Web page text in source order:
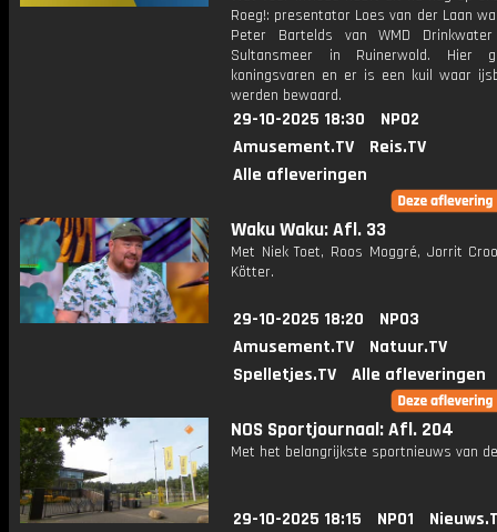
Roeg!: presentator Loes van der Laan
Peter Bartelds van WMD
Sultansmeer in Ruinerwold. Hier
koningsvaren en er is een kuil waar
werden bewaard.
29-10-2025 18:30
NPO2
Amusement.TV
Reis.TV
Alle afleveringen
Waku Waku: Afl. 33
Met Niek Toet, Roos Moggré, Jorrit
Kötter.
29-10-2025 18:20
NPO3
Amusement.TV
Natuur.TV
Spelletjes.TV
Alle afleveringen
NOS Sportjournaal: Afl. 204
Met het belangrijkste sportnieuws van
29-10-2025 18:15 NPO1